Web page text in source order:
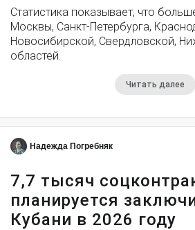
Статистика показывает, что
Москвы, Санкт-Петербурга,
Новосибирской, Свердловской,
областей.
Читать далее
Надежда Погребняк
7,7 тысяч
планируется
Кубани в 2026 году